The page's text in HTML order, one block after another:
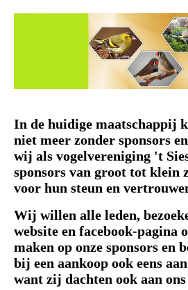
In de huidige maatschappij
niet meer zonder sponsors
wij als vogelvereniging 't
sponsors van groot tot klein
voor hun steun en
Wij willen alle leden,
website en facebook-pagina
maken op onze sponsors en
bij een aankoop ook eens
want zij dachten ook aan